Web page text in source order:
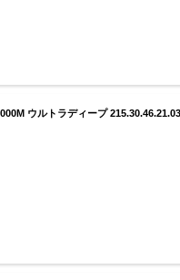
ウルトラディープ